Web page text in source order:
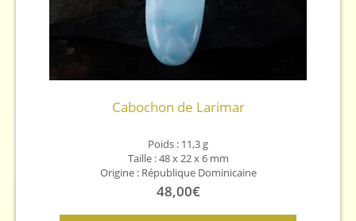
Cabochon de Larimar
Poids : 11,3 g
Taille :48 x 22 x 6 mm
Origine : République Dominicaine
48,00€